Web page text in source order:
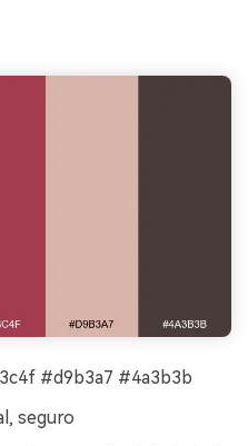
#d9b3a7 #4a3b3b
seguro